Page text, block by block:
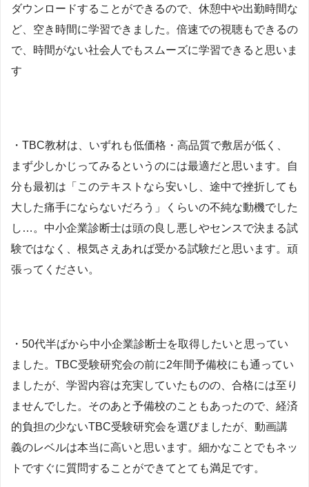
ダウンロードすることができるので、休憩中や出勤時間な
ど、空き時間に学習できました。倍速での視聴もできるの
で、時間がない社会人でもスムーズに学習できると思いま
す
・TBC教材は、いずれも低価格・高品質で敷居が低く、
まず少しかじってみるというのには最適だと思います。自
分も最初は「このテキストなら安いし、途中で挫折しても
大した痛手にならないだろう」くらいの不純な動機でした
し…。中小企業診断士は頭の良し悪しやセンスで決まる試
験ではなく、根気さえあれば受かる試験だと思います。頑
張ってください。
・ 50代半ばから中小企業診断士を取得したいと思ってい
ました。TBC受験研究会の前に2年間予備校にも通ってい
ましたが、学習内容は充実していたものの、合格には至り
ませんでした。そのあと予備校のこともあったので、経済
的負担の少ないTBC受験研究会を選びましたが、動画講
義のレベルは本当に高いと思います。細かなことでもネッ
トですぐに質問することができてとても満足です。